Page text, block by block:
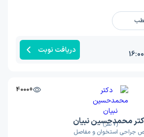
دریافت نوبت
(7 نظر)
+4000
محمدحسین نبیان
جراحی استخوان و مفاصل